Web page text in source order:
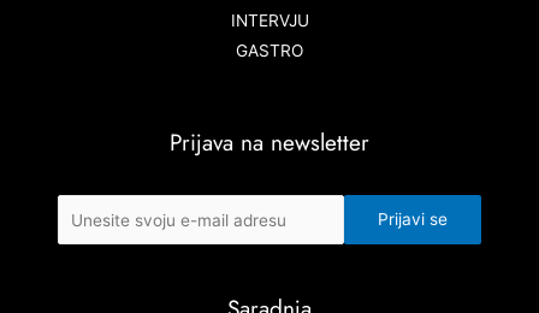
INTERVJU
GASTRO
Prijava na newsletter